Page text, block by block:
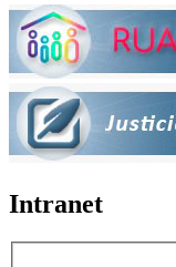
Intranet